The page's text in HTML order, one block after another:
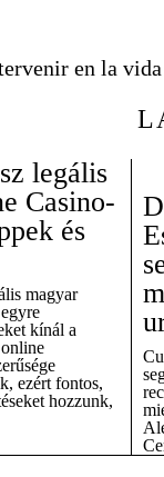
en la
legális
Casino-
és
magyar
kínál a
ezért fontos,
hozzunk,